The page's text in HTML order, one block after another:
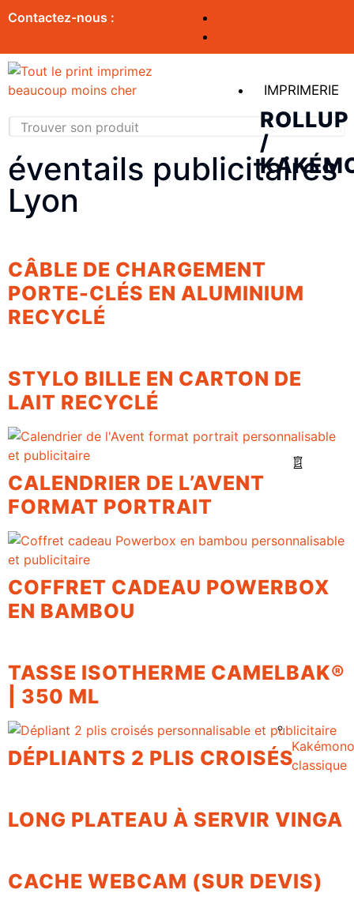
Contactez-nous :
IMPRIMERIE
ROLLUP
/
Kakémono
classique
éventails publicitaires
Lyon
CÂBLE DE CHARGEMENT
PORTE-CLÉS EN ALUMINIUM
RECYCLÉ
STYLO BILLE EN CARTON DE
LAIT RECYCLÉ
CALENDRIER DE L’AVENT
FORMAT PORTRAIT
COFFRET CADEAU POWERBOX
EN BAMBOU
TASSE ISOTHERME CAMELBAK®
| 350 ML
DÉPLIANTS 2 PLIS CROISÉS
LONG PLATEAU À SERVIR VINGA
CACHE WEBCAM (SUR DEVIS)